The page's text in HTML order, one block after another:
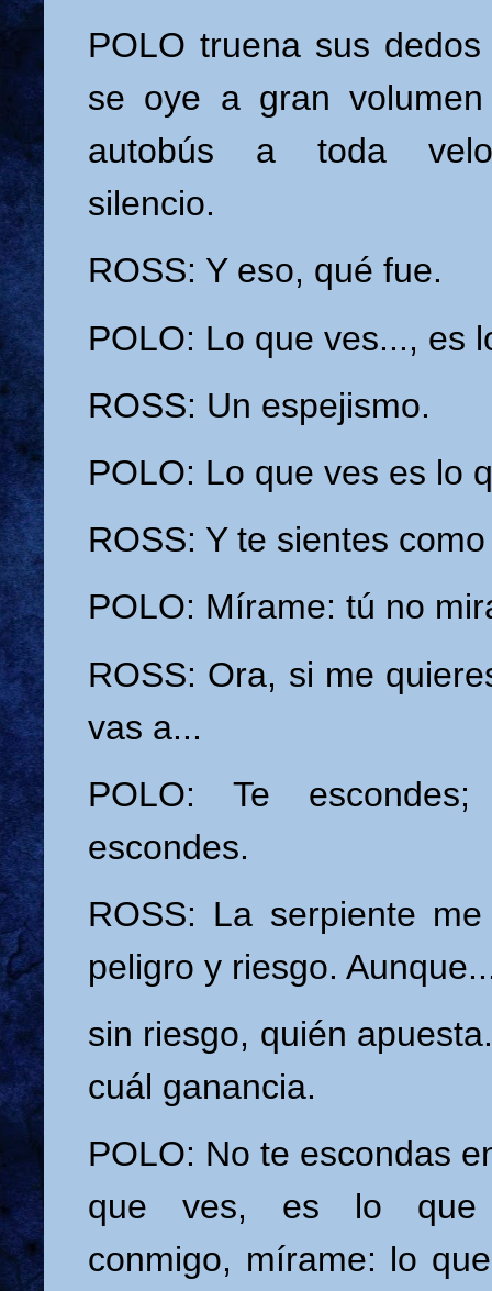
POLO truena sus
se oye a gran
autobús a toda
silencio.
ROSS: Y eso, qué fue.
POLO: Lo que ves..., es
ROSS: Un espejismo.
POLO: Lo que ves es lo
ROSS: Y te sientes
POLO: Mírame: tú no
ROSS: Ora, si me
vas a...
POLO: Te
escondes.
ROSS: La serpiente
peligro y riesgo.
sin riesgo, quién
cuál ganancia.
POLO: No te escondas
que ves, es lo que
conmigo, mírame: lo